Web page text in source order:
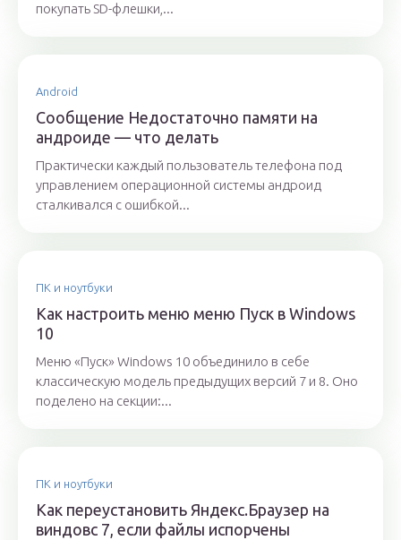
покупать SD-флешки,...
Android
Сообщение Недостаточно памяти на
андроиде — что делать
Практически каждый пользователь телефона под
управлением операционной системы андроид
сталкивался с ошибкой...
ПК и ноутбуки
Как настроить меню меню Пуск в Windows
10
Меню «Пуск» Windows 10 объединило в себе
классическую модель предыдущих версий 7 и 8. Оно
поделено на секции:...
ПК и ноутбуки
Как переустановить Яндекс.Браузер на
виндовс 7, если файлы испорчены